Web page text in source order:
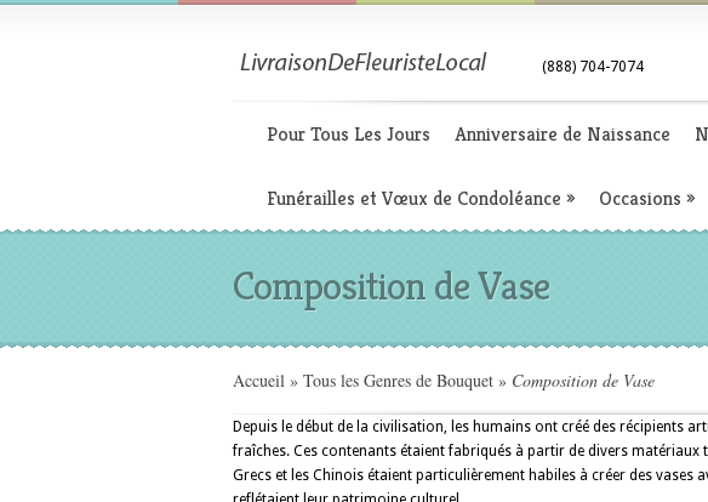
(888) 704-7074
Pour Tous Les Jours Anniversaire de Naissance
Funérailles et Vœux de Condoléance » Occasions »
Composition de Vase
Accueil » Tous les Genres de Bouquet » Composition de Vase
Depuis le début de la civilisation, les humains ont créé des récipients
fraîches. Ces contenants étaient fabriqués à partir de divers
Grecs et les Chinois étaient particulièrement habiles à créer des vases